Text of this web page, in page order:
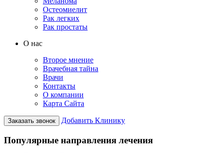
Остеомиелит
Рак легких
Рак простаты
О нас
Второе мнение
Врачебная тайна
Врачи
Контакты
О компании
Карта Сайта
Заказать звонок Добавить Клинику
Популярные направления лечения